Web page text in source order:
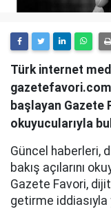
Türk internet
gazetefavori.com
başlayan Gazete
okuyucularıyla
Güncel haberleri,
bakış açılarını
Gazete Favori,
getirme iddiasıyla